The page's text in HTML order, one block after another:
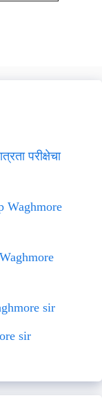
परीक्षेचा
Waghmore
sir
sir